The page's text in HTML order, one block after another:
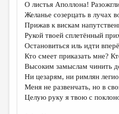
ИЗБРАННОЕ
ДАЙДЖЕСТ
ПРОИЗВЕДЕНИЯ
ПЕРЕВОДЫ
КОНКУРСЫ
ДЕТСКАЯ КОМНАТА
О листья Аполлона!
Желанье созерцать в лучах
Прижав к вискам
Рукой твоей сплетённый
Остановиться иль идти
Кто смеет приказать мне?
Высоким замыслам чинить
Ни цезарям, ни римлян
Меня не развенчать, но в
Целую руку я твою с